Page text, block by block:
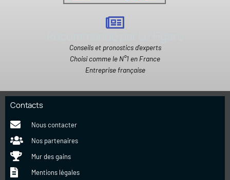
Conseils et pronostics d'experts
Choisi comme le N°1 en France
Entreprise française
Contacts
Nous contacter
Nos partenaires
Mur des gains
Mentions légales